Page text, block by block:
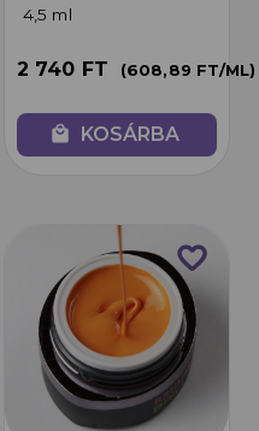
4,5 ml
2 740 FT (608,89 FT/ML)
local_mall KOSÁRBA
favorite_border